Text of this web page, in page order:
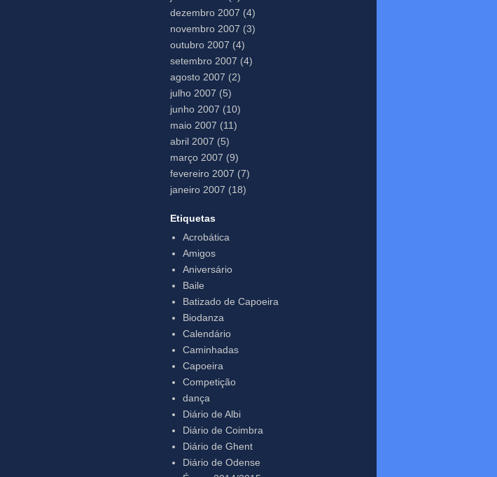
dezembro 2007 (4)
novembro 2007 (3)
outubro 2007 (4)
setembro 2007 (4)
agosto 2007 (2)
julho 2007 (5)
junho 2007 (10)
maio 2007 (11)
abril 2007 (5)
março 2007 (9)
fevereiro 2007 (7)
janeiro 2007 (18)
Etiquetas
Acrobática
Amigos
Aniversário
Baile
Batizado de Capoeira
Biodanza
Calendário
Caminhadas
Capoeira
Competição
dança
Diário de Albi
Diário de Coimbra
Diário de Ghent
Diário de Odense